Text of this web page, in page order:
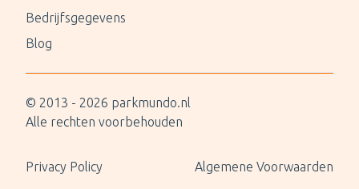
Bedrijfsgegevens
Blog
© 2013 - 2026 parkmundo.nl
Alle rechten voorbehouden
Privacy Policy Algemene Voorwaarden